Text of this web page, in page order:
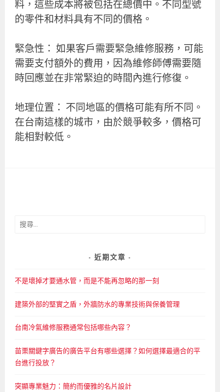
料，這些成本將被包括在總價中。不同型號
的零件和材料具有不同的價格。
緊急性： 如果客戶需要緊急維修服務，可能
需要支付額外的費用，因為維修師傅需要隨
時回應並在非常緊迫的時間內進行修復。
地理位置： 不同地區的價格可能有所不同。
在台南這樣的城市，由於競爭較多，價格可
能相對較低。
搜
近期文章
不是壞掉才要通水管，而是不能再忽略的那一刻
建築外部的堅實之盾，外牆防水的專業技術與保養管理
台南冷氣維修服務通常包括哪些內容？
苗栗關鍵字廣告的廣告平台有哪些選擇？如何選擇最適合的平
台進行投放？
突顯專業魅力：簡約而優雅的名片設計